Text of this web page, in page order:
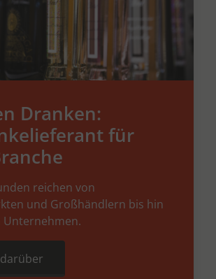
Dranken:
für
reichen von
und Großhändlern bis hin
Unternehmen.